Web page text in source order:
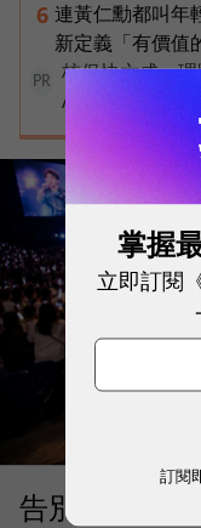
6 連黃仁勳都叫年
新定義「有價值
PR
核保快六成、
AI助理重塑保險
告別「極速
掌握
立即訂閱
訂閱